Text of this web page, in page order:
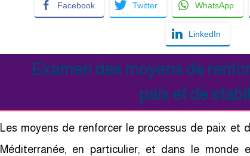
Facebook Twitter WhatsApp
LinkedIn
Examen des moyens de
paix et de
Les moyens de renforcer le processus de paix et
Méditerranée, en particulier, et dans le monde